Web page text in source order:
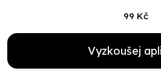
99 Kč
Vyzkoušej